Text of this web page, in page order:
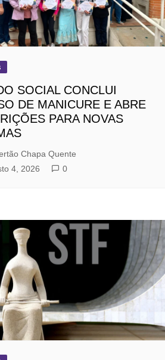
SOCIAL CONCLUI
DE MANICURE E ABRE
PARA NOVAS
Chapa Quente
4, 2026
0